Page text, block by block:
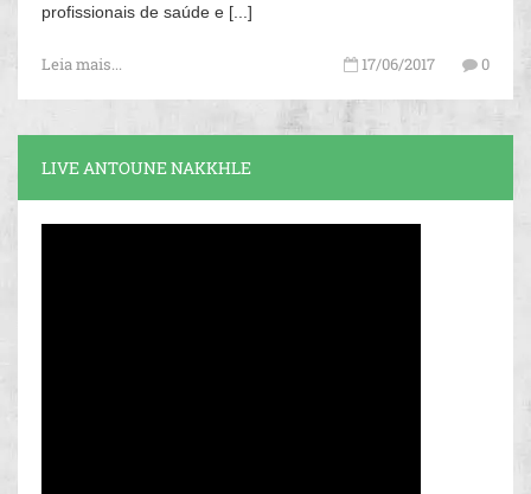
profissionais de saúde e [...]
Leia mais... 17/06/2017 0
LIVE ANTOUNE NAKKHLE